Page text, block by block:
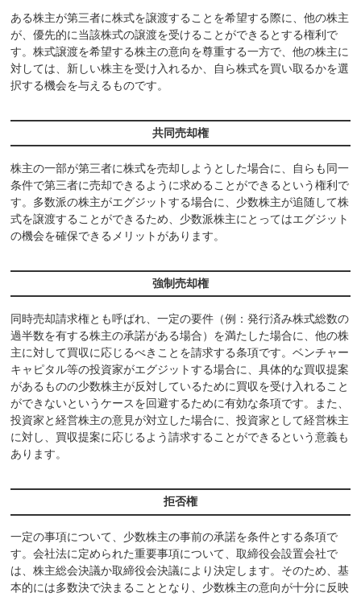
ある株主が第三者に株式を譲渡することを希望する際に、他の株主
が、優先的に当該株式の譲渡を受けることができるとする権利で
す。株式譲渡を希望する株主の意向を尊重する一方で、他の株主に
対しては、新しい株主を受け入れるか、自ら株式を買い取るかを選
択する機会を与えるものです。
共同売却権
株主の一部が第三者に株式を売却しようとした場合に、自らも同一
条件で第三者に売却できるように求めることができるという権利で
す。多数派の株主がエグジットする場合に、少数株主が追随して株
式を譲渡することができるため、少数派株主にとってはエグジット
の機会を確保できるメリットがあります。
強制売却権
同時売却請求権とも呼ばれ、一定の要件（例：発行済み株式総数の
過半数を有する株主の承諾がある場合）を満たした場合に、他の株
主に対して買収に応じるべきことを請求する条項です。ベンチャー
キャピタル等の投資家がエグジットする場合に、具体的な買収提案
があるものの少数株主が反対しているために買収を受け入れること
ができないというケースを回避するために有効な条項です。また、
投資家と経営株主の意見が対立した場合に、投資家として経営株主
に対し、買収提案に応じるよう請求することができるという意義も
あります。
拒否権
一定の事項について、少数株主の事前の承諾を条件とする条項で
す。会社法に定められた重要事項について、取締役会設置会社で
は、株主総会決議か取締役会決議により決定します。そのため、基
本的には多数決で決まることとなり、少数株主の意向が十分に反映